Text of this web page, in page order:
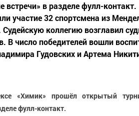
встречи» в разделе фулл-контакт.
участие 32 спортсмена из
коллегию возглавил
В число победителей вошли
Гудовских и Артема
«Химик» прошёл открытый
фулл-контакт.